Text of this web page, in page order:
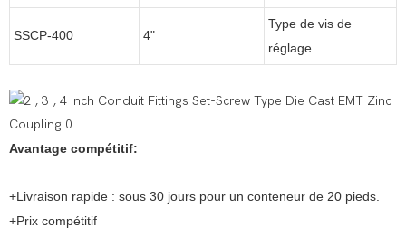
SSCP-400 4"
Type de vis de
réglage
Avantage compétitif:
+Livraison rapide : sous 30 jours pour un conteneur de 20 pieds.
+Prix compétitif